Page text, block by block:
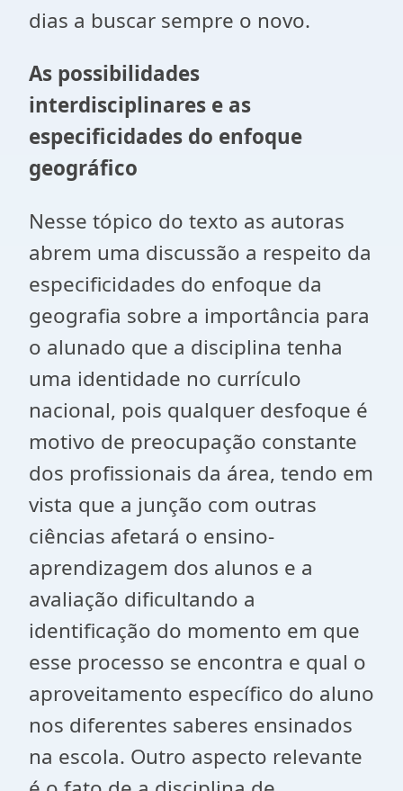
dias a buscar sempre o novo.
As possibilidades
interdisciplinares e as
especificidades do enfoque
geográfico
Nesse tópico do texto as autoras
abrem uma discussão a respeito da
especificidades do enfoque da
geografia sobre a importância para
o alunado que a disciplina tenha
uma identidade no currículo
nacional, pois qualquer desfoque é
motivo de preocupação constante
dos profissionais da área, tendo em
vista que a junção com outras
ciências afetará o ensino-
aprendizagem dos alunos e a
avaliação dificultando a
identificação do momento em que
esse processo se encontra e qual o
aproveitamento específico do aluno
nos diferentes saberes ensinados
na escola. Outro aspecto relevante